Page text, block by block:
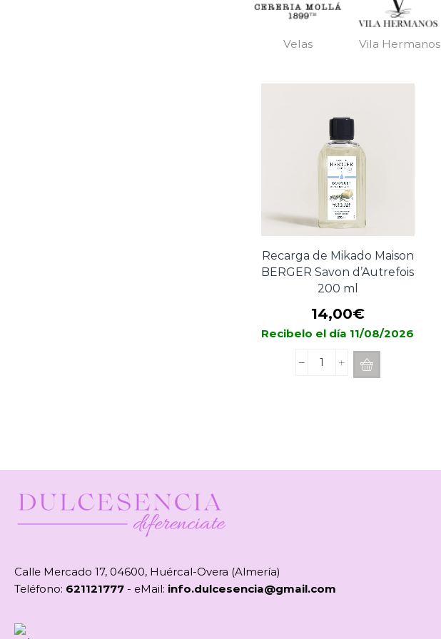
Velas Vila Hermanos
Recarga de Mikado Maison
BERGER Savon d’Autrefois
200 ml
14,00€
Recibelo el día 11/08/2026
Recarga
200
Calle Mercado 17, 04600, Huércal-Overa (Almería)
Teléfono: 621121777 - eMail: info.dulcesencia@gmail.com